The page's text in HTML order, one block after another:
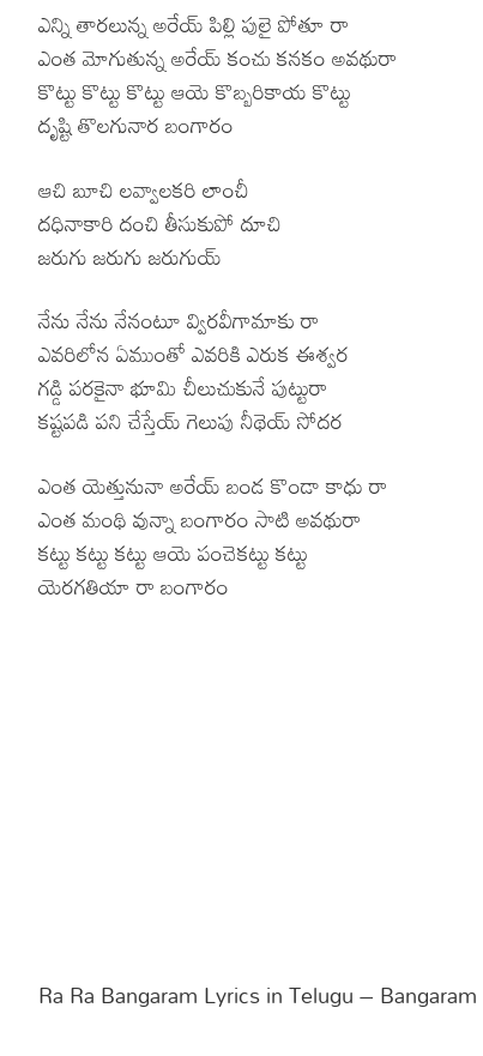
ఎన్ని తారలున్న అరేయ్ పిల్లి పులై పోతూ రా
ఎంత మోగుతున్న అరేయ్ కంచు కనకం అవథురా
కొట్టు కొట్టు కొట్టు ఆయె కొబ్బరికాయ కొట్టు
దృష్టి తొలగునార బంగారం
ఆచి బూచి లవ్వాలకరి లాంచీ
దధినాకారి దంచి తీసుకుపో దూచి
జరుగు జరుగు జరుగుయ్
నేను నేను నేనంటూ వ్విరవీగామాకు రా
ఎవరిలోన ఏముంతో ఎవరికి ఎరుక ఈశ్వర
గడ్డి పరకైనా భూమి చీలుచుకునే పుట్టురా
కష్టపడి పని చేస్తేయ్ గెలుపు నీథెయ్ సోదర
ఎంత యెత్తునునా అరేయ్ బండ కొండా కాధు రా
ఎంత మంథి వున్నా బంగారం సాటి అవథురా
కట్టు కట్టు కట్టు ఆయె పంచెకట్టు కట్టు
యెరగతియా రా బంగారం
Ra Ra Bangaram Lyrics in Telugu – Bangaram